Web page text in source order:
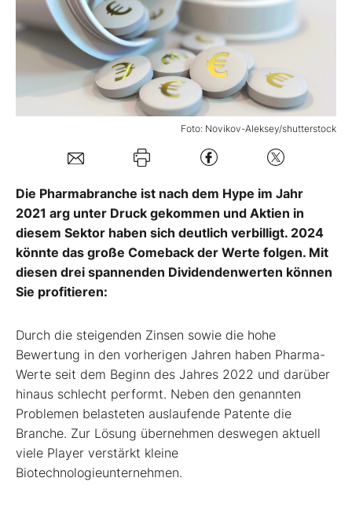
Mein Konto
Folgen Sie uns
Kontakt
Foto: Novikov-Aleksey/shutterstock
Die Pharmabranche ist nach dem Hype im Jahr
2021 arg unter Druck gekommen und Aktien in
diesem Sektor haben sich deutlich verbilligt. 2024
könnte das große Comeback der Werte folgen. Mit
diesen drei spannenden Dividendenwerten können
Sie profitieren:
Durch die steigenden Zinsen sowie die hohe
Bewertung in den vorherigen Jahren haben Pharma-
Werte seit dem Beginn des Jahres 2022 und darüber
hinaus schlecht performt. Neben den genannten
Problemen belasteten auslaufende Patente die
Branche. Zur Lösung übernehmen deswegen aktuell
viele Player verstärkt kleine
Biotechnologieunternehmen.